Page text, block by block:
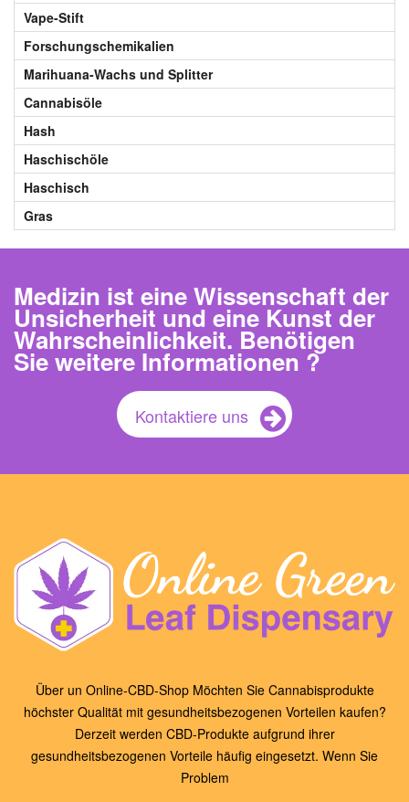
Vape-Stift
Forschungschemikalien
Marihuana-Wachs und Splitter
Cannabisöle
Hash
Haschischöle
Haschisch
Gras
Medizin ist eine Wissenschaft der
Unsicherheit und eine Kunst der
Wahrscheinlichkeit. Benötigen
Sie weitere Informationen ?
Kontaktiere uns
Über un Online-CBD-Shop Möchten Sie Cannabisprodukte
höchster Qualität mit gesundheitsbezogenen Vorteilen kaufen?
Derzeit werden CBD-Produkte aufgrund ihrer
gesundheitsbezogenen Vorteile häufig eingesetzt. Wenn Sie
Problem